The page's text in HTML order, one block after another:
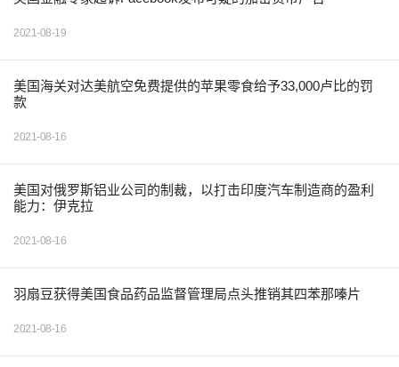
2021-08-19
美国海关对达美航空免费提供的苹果零食给予33,000卢比的罚
款
2021-08-16
美国对俄罗斯铝业公司的制裁，以打击印度汽车制造商的盈利
能力：伊克拉
2021-08-16
羽扇豆获得美国食品药品监督管理局点头推销其四苯那嗪片
2021-08-16